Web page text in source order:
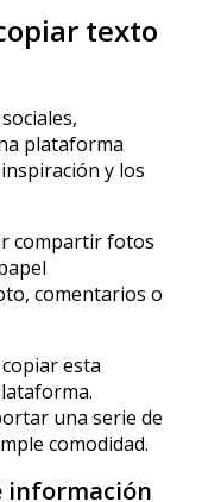
texto
plataforma
y los
compartir fotos
comentarios o
esta
una serie de
comodidad.
información